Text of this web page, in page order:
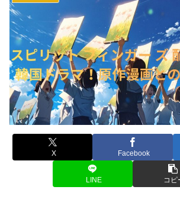
X Facebook
LINE コピ